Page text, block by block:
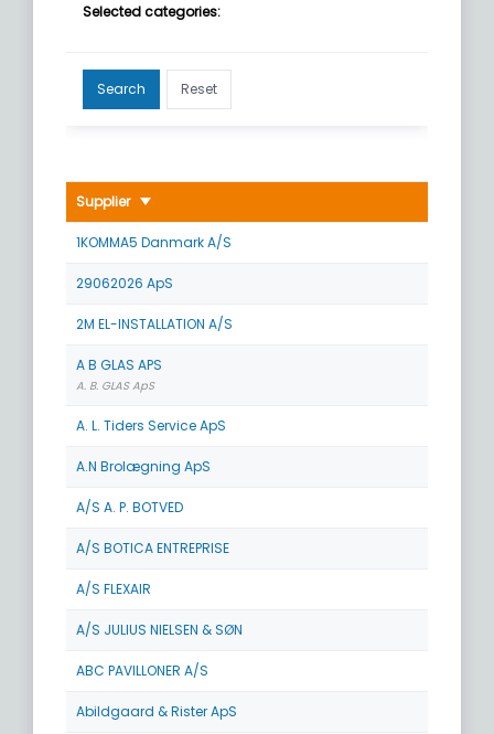
Selected categories:
Search Reset
Supplier
1KOMMA5 Danmark A/S
29062026 ApS
2M EL-INSTALLATION A/S
A B GLAS APS
A. B. GLAS ApS
A. L. Tiders Service ApS
A.N Brolægning ApS
A/S A. P. BOTVED
A/S BOTICA ENTREPRISE
A/S FLEXAIR
A/S JULIUS NIELSEN & SØN
ABC PAVILLONER A/S
Abildgaard & Rister ApS